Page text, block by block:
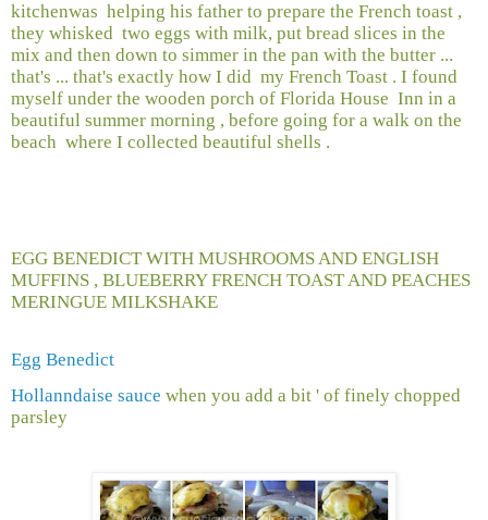
kitchenwas helping his father to prepare the French toast ,
they whisked two eggs with milk, put bread slices in the
mix and then down to simmer in the pan with the butter ...
that's ... that's exactly how I did my French Toast . I found
myself under the wooden porch of Florida House Inn in a
beautiful summer morning , before going for a walk on the
beach where I collected beautiful shells .
EGG BENEDICT WITH MUSHROOMS AND ENGLISH
MUFFINS , BLUEBERRY FRENCH TOAST AND PEACHES
MERINGUE MILKSHAKE
Egg Benedict
Hollanndaise sauce when you add a bit ' of finely chopped
parsley